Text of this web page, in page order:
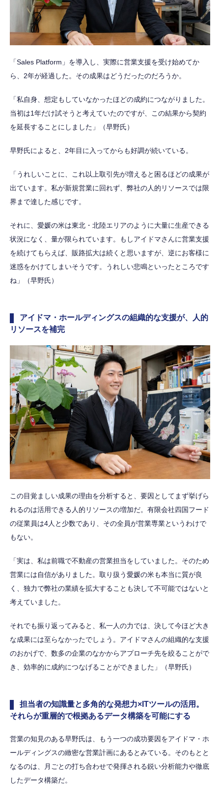
「Sales Platform」を導入し、実際に営業支援を受け始めてか
ら、2年が経過した。その成果はどうだったのだろうか。
「私自身、想定もしていなかったほどの成約につながりました。
当初は1年だけ試そうと考えていたのですが、この結果から契約
を延長することにしました」（早野氏）
早野氏によると、2年目に入ってからも好調が続いている。
「うれしいことに、これ以上取引先が増えると困るほどの成果が
出ています。私が新規営業に回れず、弊社の人的リソースでは限
界まで達した感じです。
それに、愛媛の米は東北・北陸エリアのように大量に生産できる
状況になく、量が限られています。もしアイドマさんに営業支援
を続けてもらえば、販路拡大は続くと思いますが、逆にお客様に
迷惑をかけてしまいそうです。うれしい悲鳴といったところです
ね」（早野氏）
アイドマ・ホールディングスの組織的な支援が、人的
リソースを補完
この目覚ましい成果の理由を分析すると、要因としてまず挙げら
れるのは活用できる人的リソースの増加だ。有限会社四国フード
の従業員は4人と少数であり、その全員が営業専業というわけで
もない。
「実は、私は前職で不動産の営業担当をしていました。そのため
営業には自信がありました。取り扱う愛媛の米も本当に質が良
く、独力で弊社の業績を拡大することも決して不可能ではないと
考えていました。
それでも振り返ってみると、私一人の力では、決して今ほど大き
な成果には至らなかったでしょう。アイドマさんの組織的な支援
のおかげで、数多の企業のなかからアプローチ先を絞ることがで
き、効率的に成約につなげることができました」（早野氏）
担当者の知識量と多角的な発想力×ITツールの活用。
それらが重層的で根拠あるデータ構築を可能にする
営業の知見のある早野氏は、もう一つの成功要因をアイドマ・ホ
ールディングスの緻密な営業計画にあるとみている。そのもとと
なるのは、月ごとの打ち合わせで発揮される鋭い分析能力や徹底
したデータ構築だ。